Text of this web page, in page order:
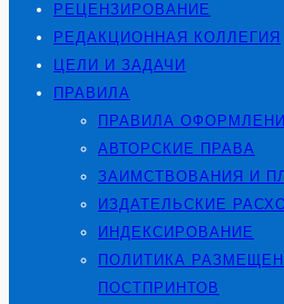
РЕЦЕНЗИРОВАНИЕ
РЕДАКЦИОННАЯ КОЛЛЕГИЯ
ЦЕЛИ И ЗАДАЧИ
ПРАВИЛА
ПРАВИЛА
АВТОРСКИЕ ПРАВА
ЗАИМСТВОВАНИЯ И
ИЗДАТЕЛЬСКИЕ
ИНДЕКСИРОВАНИЕ
ПОЛИТИКА
ПОСТПРИНТОВ